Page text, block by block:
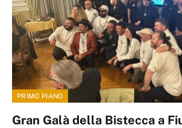
PRIMO PIANO
Gran Galà della Bistecca a